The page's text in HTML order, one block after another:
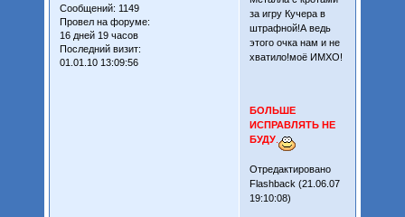
Сообщений: 1149
Провел на форуме:
16 дней 19 часов
Последний визит:
01.01.10 13:09:56
за игру Кучера в
штрафной!А ведь
этого очка нам и не
хватило!моё ИМХО!
БОЛЬШЕ
ИСПРАВЛЯТЬ НЕ
БУДУ.
Отредактировано
Flashback (21.06.07
19:10:08)